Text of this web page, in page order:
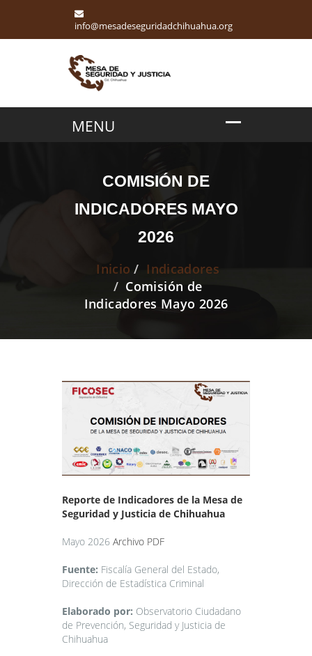
info@mesadeseguridadchihuahua.org
COMISIÓN DE
INDICADORES MAYO
2026
Inicio
Indicadores
Comisión de
Indicadores Mayo 2026
Reporte de Indicadores de la Mesa de
Seguridad y Justicia de Chihuahua
Mayo 2026 Archivo PDF
Fuente: Fiscalía General del Estado,
Dirección de Estadística Criminal
Elaborado por: Observatorio Ciudadano
de Prevención, Seguridad y Justicia de
Chihuahua